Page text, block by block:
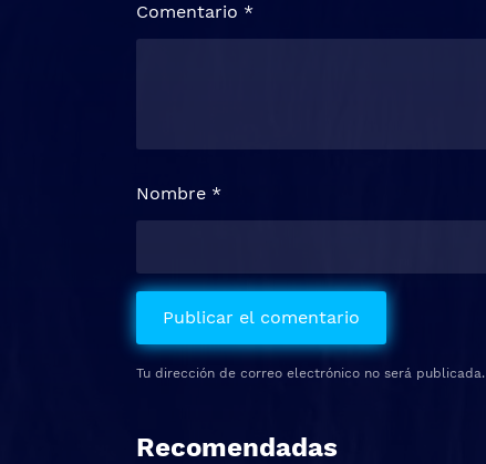
Tu dirección de correo electrónico no será publicada.
Comentario *
Nombre *
Recomendadas